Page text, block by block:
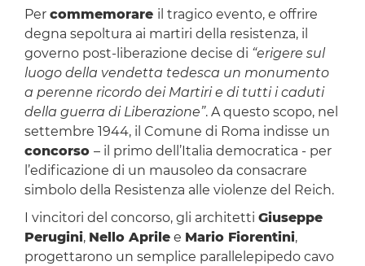
Per commemorare il tragico evento, e offrire
degna sepoltura ai martiri della resistenza, il
governo post-liberazione decise di “erigere sul
luogo della vendetta tedesca un monumento
a perenne ricordo dei Martiri e di tutti i caduti
della guerra di Liberazione”. A questo scopo, nel
settembre 1944, il Comune di Roma indisse un
concorso – il primo dell’Italia democratica - per
l’edificazione di un mausoleo da consacrare
simbolo della Resistenza alle violenze del Reich.
I vincitori del concorso, gli architetti Giuseppe
Perugini, Nello Aprilee Mario Fiorentini,
progettarono un semplice parallelepipedo cavo